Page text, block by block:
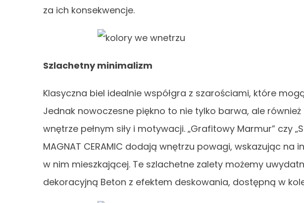
za ich konsekwencje.
Szlachetny minimalizm
Klasyczna biel idealnie współgra z szarościami, które
Jednak nowoczesne piękno to nie tylko barwa, ale
wnętrze pełnym siły i motywacji. „Grafitowy Marmur” czy
MAGNAT CERAMIC dodają wnętrzu powagi, wskazując na
w nim mieszkającej. Te szlachetne zalety możemy
dekoracyjną Beton z efektem deskowania, dostępną w